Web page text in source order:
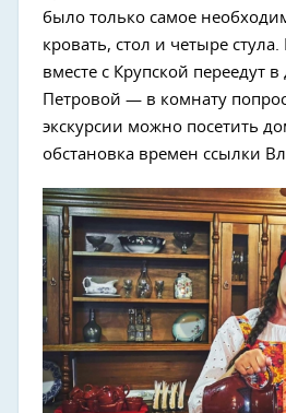
было только самое
кровать, стол и четыре
вместе с Крупской переедут
Петровой — в комнату
экскурсии можно посетить
обстановка времен ссылки